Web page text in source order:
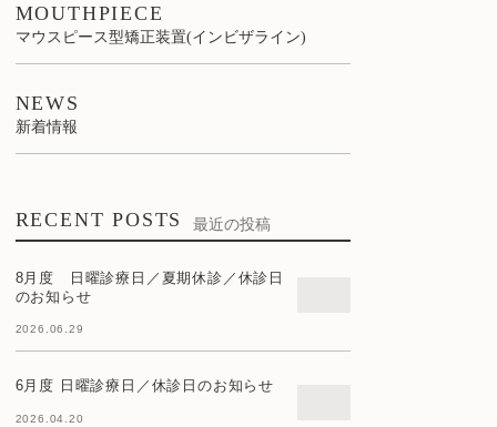
MOUTHPIECE
マウスピース型矯正装置(インビザライン)
NEWS
新着情報
RECENT POSTS 最近の投稿
8月度 日曜診療日／夏期休診／休診日
のお知らせ
2026.06.29
6月度 日曜診療日／休診日のお知らせ
2026.04.20